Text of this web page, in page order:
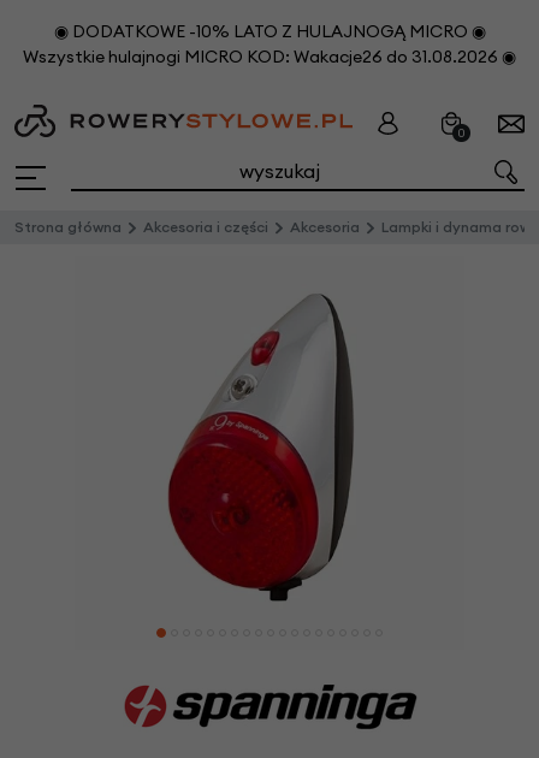
◉ DODATKOWE -10% LATO Z HULAJNOGĄ MICRO ◉
Wszystkie hulajnogi MICRO KOD: Wakacje26 do 31.08.2026 ◉
0
Strona główna Akcesoria i części Akcesoria Lampki i dynama